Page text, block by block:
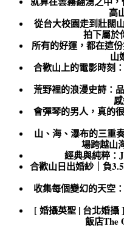
高
從台大校園走到壯闊
拍下屬於
所有的好運，都在這
山
合歡山上的電影時刻
荒野裡的浪漫史詩：
會彈琴的男人，真的
山、海、瀑布的三重
場跨越山
經典與純粹：
合歡山日出婚紗｜負
收集每個變幻的天空
[ 婚攝英聖 | 台北婚
飯店The